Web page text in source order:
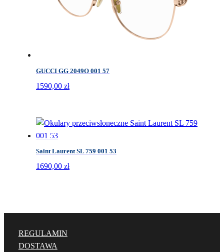
GUCCI GG 2049O 001 57
1590,00 zł
Saint Laurent SL 759 001 53
1690,00 zł
REGULAMIN
DOSTAWA